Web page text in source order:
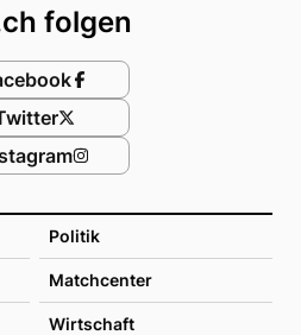
Politik
Matchcenter
Wirtschaft
folgen